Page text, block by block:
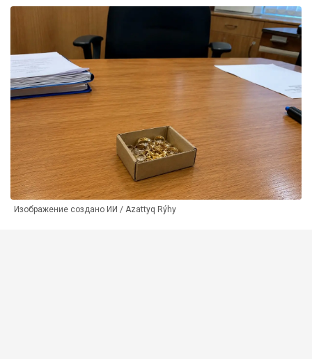
Изображение создано ИИ / Azattyq Rýhy